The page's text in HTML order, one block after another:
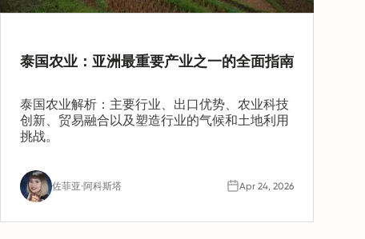
泰国农业：亚洲最重要产业之一的全面指南
泰国农业解析：主要行业、出口优势、农业科技
创新、贸易融合以及塑造行业的气候和土地利用
挑战。
佐菲亚·阿科斯塔 Apr 24, 2026